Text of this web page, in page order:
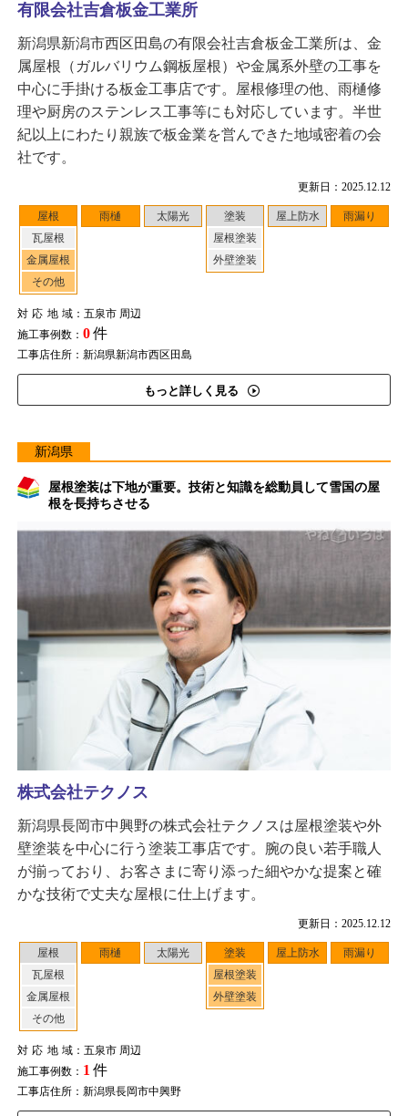
更新日：2025.12.12
屋根
瓦屋根
金属屋根
その他
雨樋 太陽光
塗装
屋根塗装
外壁塗装
屋上防水 雨漏り
対応地域：五泉市 周辺
施工事例数： 0件
工事店住所：新潟県新潟市西区田島
もっと詳しく見る
有限会社吉倉板金工業所
新潟県新潟市西区田島の有限会社吉倉板金工業所は、金
属屋根（ガルバリウム鋼板屋根）や金属系外壁の工事を
中心に手掛ける板金工事店です。屋根修理の他、雨樋修
理や厨房のステンレス工事等にも対応しています。半世
紀以上にわたり親族で板金業を営んできた地域密着の会
社です。
新潟県
屋根塗装は下地が重要。技術と知識を総動員して雪国の屋
根を長持ちさせる
更新日：2025.12.12
屋根
瓦屋根
金属屋根
その他
雨樋 太陽光
塗装
屋根塗装
外壁塗装
屋上防水 雨漏り
対応地域：五泉市 周辺
施工事例数： 1 件
工事店住所：新潟県長岡市中興野
株式会社テクノス
新潟県長岡市中興野の株式会社テクノスは屋根塗装や外
壁塗装を中心に行う塗装工事店です。腕の良い若手職人
が揃っており、お客さまに寄り添った細やかな提案と確
かな技術で丈夫な屋根に仕上げます。